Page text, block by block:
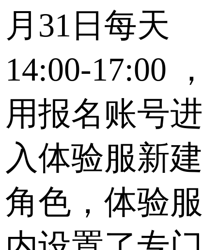
月31日每天
14:00-17:00
，
用报名账号进
入体验服新建
角色，体验服